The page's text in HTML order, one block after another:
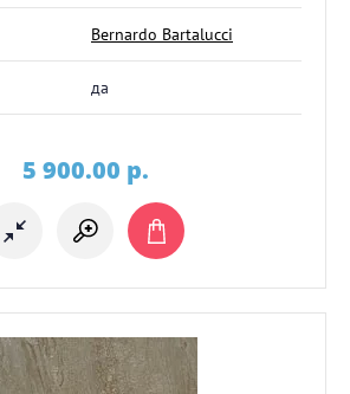
Bernardo Bartalucci
да
5 900.00 p.